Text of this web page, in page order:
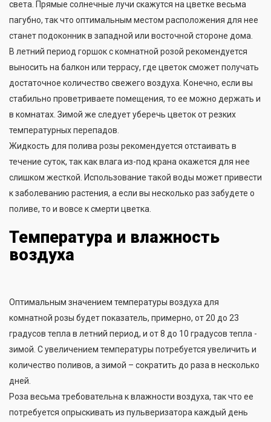
света. Прямые солнечные лучи скажутся на цветке весьма
пагубно, так что оптимальным местом расположения для нее
станет подоконник в западной или восточной стороне дома.
В летний период горшок с комнатной розой рекомендуется
выносить на балкон или террасу, где цветок сможет получать
достаточное количество свежего воздуха. Конечно, если вы
стабильно проветриваете помещения, то ее можно держать и
в комнатах. Зимой же следует уберечь цветок от резких
температурных перепадов.
Жидкость для полива розы рекомендуется отстаивать в
течение суток, так как влага из-под крана окажется для нее
слишком жесткой. Использование такой воды может привести
к заболеванию растения, а если вы несколько раз забудете о
поливе, то и вовсе к смерти цветка.
Температура и влажность
воздуха
Оптимальным значением температуры воздуха для
комнатной розы будет показатель, примерно, от 20 до 23
градусов тепла в летний период, и от 8 до 10 градусов тепла -
зимой. С увеличением температуры потребуется увеличить и
количество поливов, а зимой – сократить до раза в несколько
дней.
Роза весьма требовательна к влажности воздуха, так что ее
потребуется опрыскивать из пульверизатора каждый день